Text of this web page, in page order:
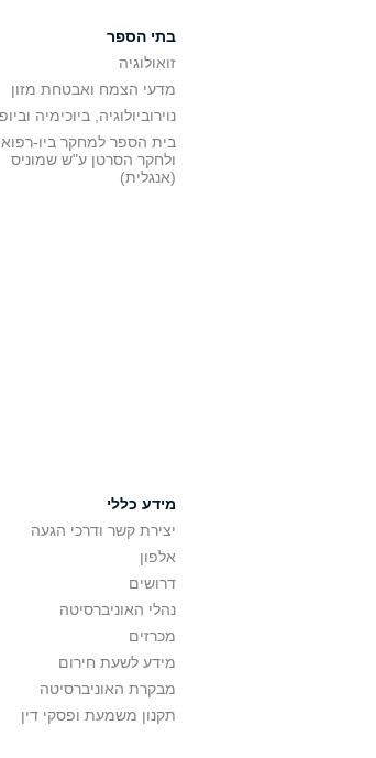
בתי הספר
זואולוגיה
מדעי הצמח ואבטחת מזון
נוירוביולוגיה, ביוכימיה
בית הספר למחקר ביו-
ולחקר הסרטן ע"ש שמוניס
(אנגלית)
מידע כללי
יצירת קשר ודרכי הגעה
אלפון
דרושים
נהלי האוניברסיטה
מכרזים
מידע לשעת חירום
מבקרת האוניברסיטה
תקנון משמעת ופסקי דין